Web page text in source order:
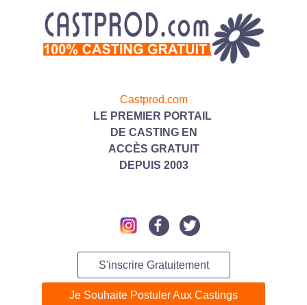
Castprod.com
LE PREMIER PORTAIL
DE CASTING EN
ACC ÈS GRATUIT
DEPUIS 2003
S'inscrire Gratuitement
Je Souhaite Postuler Aux Castings